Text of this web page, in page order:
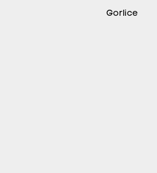
Gorlice